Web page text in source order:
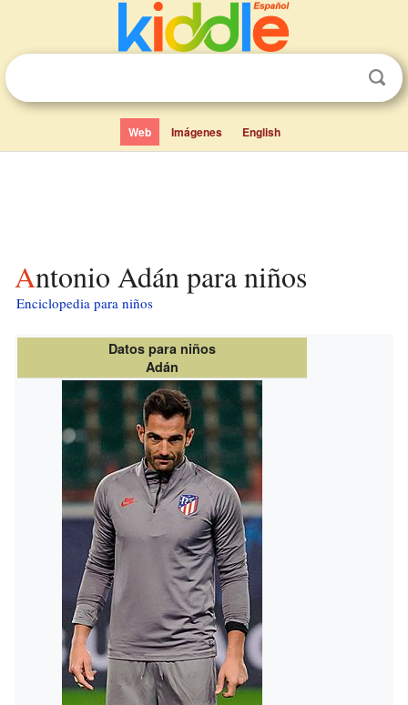
Web Imágenes English
Antonio Adán para niños
Enciclopedia para niños
Datos para niños
Adán